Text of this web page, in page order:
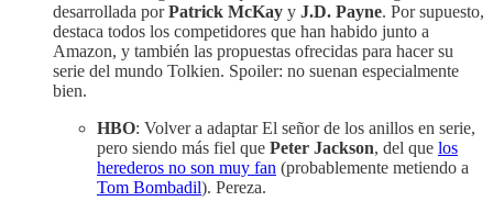
desarrollada porPatrick McKay y J.D. Payne. Por supuesto,
destaca todos los competidores que han habido junto a
Amazon, y también las propuestas ofrecidas para hacer su
serie del mundo Tolkien. Spoiler: no suenan especialmente
bien.
HBO: Volver a adaptar El señor de los anillos en serie,
pero siendo más fiel que Peter Jackson, del que los
herederos no son muy fan (probablemente metiendo a
Tom Bombadil). Pereza.